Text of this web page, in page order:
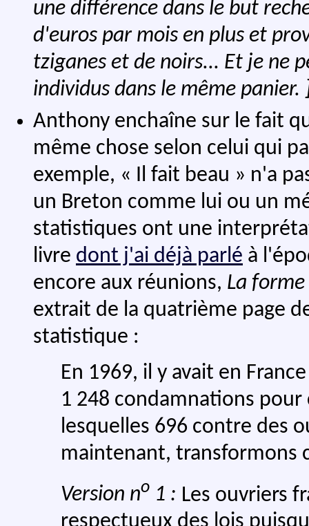
une différence dans le but
d'euros par mois en plus et
tziganes et de noirs... Et je ne
individus dans le même panier.
Anthony enchaîne sur le fait
même chose selon celui qui
exemple, « Il fait beau » n'a
un Breton comme lui ou un
statistiques ont une
livre dont j'ai déjà parlé à
encore aux réunions, La
extrait de la quatrième page
statistique :
En 1969, il y avait en
1 248 condamnations
lesquelles 696 contre des
maintenant, transformons
Version no 1 : Les ouvriers